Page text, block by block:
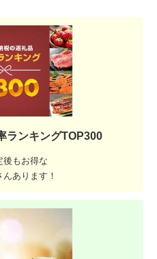
ランキングTOP300
後もお得な
あります！